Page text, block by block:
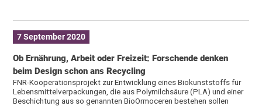
7 September 2020
Ob Ernährung, Arbeit oder Freizeit: Forschende denken
beim Design schon ans Recycling
FNR-Kooperationsprojekt zur Entwicklung eines Biokunststoffs für
Lebensmittelverpackungen, die aus Polymilchsäure (PLA) und einer
Beschichtung aus so genannten BioOrmoceren bestehen sollen